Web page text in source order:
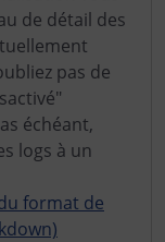
de détail des
pas de
échéant,
logs à un
format de